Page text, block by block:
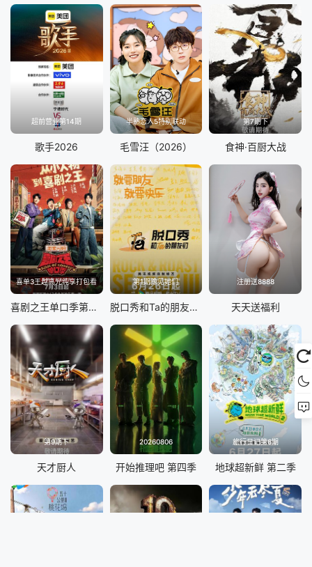
超前营业第14期
歌手2026
半熟恋人5特别联动
毛雪汪（2026）
第7期下
食神·百厨大战
喜单3王越高光纯享打包看
喜剧之王单口季第三季
第1期豫见她们
脱口秀和Ta的朋友们 第三季
注册送8888
天天送福利
第9期下
天才厨人
20260806
开始推理吧 第四季
旅行日记第6期
地球超新鲜 第二季